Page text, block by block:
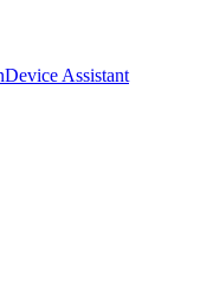
Assistant